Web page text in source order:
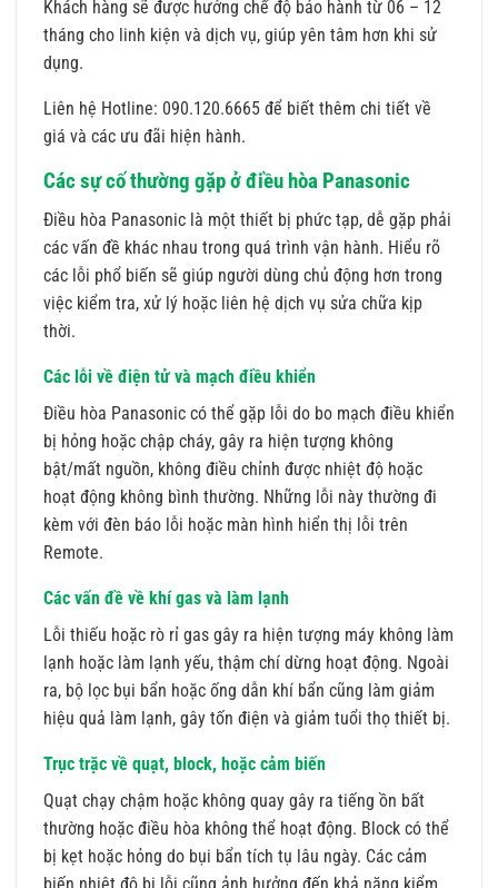
Khách hàng sẽ được hưởng chế độ bảo hành từ 06 – 12
tháng cho linh kiện và dịch vụ, giúp yên tâm hơn khi sử
dụng.
Liên hệ Hotline: 090.120.6665 để biết thêm chi tiết về
giá và các ưu đãi hiện hành.
Các sự cố thường gặp ở điều hòa Panasonic
Điều hòa Panasonic là một thiết bị phức tạp, dễ gặp phải
các vấn đề khác nhau trong quá trình vận hành. Hiểu rõ
các lỗi phổ biến sẽ giúp người dùng chủ động hơn trong
việc kiểm tra, xử lý hoặc liên hệ dịch vụ sửa chữa kịp
thời.
Các lỗi về điện tử và mạch điều khiển
Điều hòa Panasonic có thể gặp lỗi do bo mạch điều khiển
bị hỏng hoặc chập cháy, gây ra hiện tượng không
bật/mất nguồn, không điều chỉnh được nhiệt độ hoặc
hoạt động không bình thường. Những lỗi này thường đi
kèm với đèn báo lỗi hoặc màn hình hiển thị lỗi trên
Remote.
Các vấn đề về khí gas và làm lạnh
Lỗi thiếu hoặc rò rỉ gas gây ra hiện tượng máy không làm
lạnh hoặc làm lạnh yếu, thậm chí dừng hoạt động. Ngoài
ra, bộ lọc bụi bẩn hoặc ống dẫn khí bẩn cũng làm giảm
hiệu quả làm lạnh, gây tốn điện và giảm tuổi thọ thiết bị.
Trục trặc về quạt, block, hoặc cảm biến
Quạt chạy chậm hoặc không quay gây ra tiếng ồn bất
thường hoặc điều hòa không thể hoạt động. Block có thể
bị kẹt hoặc hỏng do bụi bẩn tích tụ lâu ngày. Các cảm